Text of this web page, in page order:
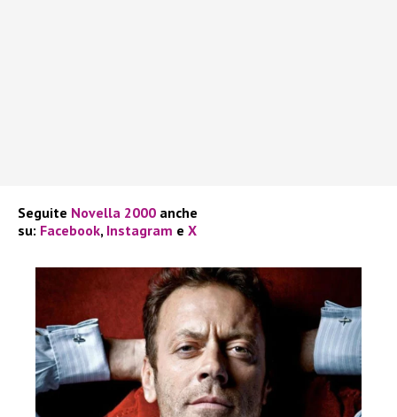
Seguite Novella 2000 anche
su: Facebook, Instagram e X